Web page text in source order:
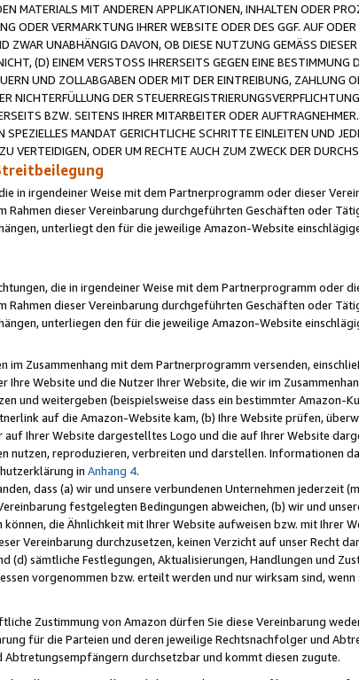
MATERIALS MIT ANDEREN APPLIKATIONEN, INHALTEN ODER
ODER VERMARKTUNG IHRER WEBSITE ODER DES GGF. AUF
ZWAR UNABHÄNGIG DAVON, OB DIESE NUTZUNG GEMÄSS
(D) EINEM VERSTOSS IHRERSEITS GEGEN EINE BESTIMMUNG
UND ZOLLABGABEN ODER MIT DER EINTREIBUNG, ZAHLUNG
NICHTERFÜLLUNG DER
BZW. SEITENS IHRER MITARBEITER ODER
MANDAT GERICHTLICHE SCHRITTE EINLEITEN UND
VERTEIDIGEN, ODER UM RECHTE AUCH ZUM ZWECK DER
in irgendeiner Weise mit dem Partnerprogramm oder dieser
Rahmen dieser Vereinbarung durchgeführten Geschäften oder
unterliegt den für die jeweilige Amazon-Website
die in irgendeiner Weise mit dem Partnerprogramm oder
Rahmen dieser Vereinbarung durchgeführten Geschäften oder
unterliegen den für die jeweilige Amazon-Website
im Zusammenhang mit dem Partnerprogramm versenden,
Ihre Website und die Nutzer Ihrer Website, die wir im
und weitergeben (beispielsweise dass ein bestimmter Amazon-
auf die Amazon-Website kam, (b) Ihre Website prüfen,
auf Ihrer Website dargestelltes Logo und die auf Ihrer Website
nutzen, reproduzieren, verbreiten und darstellen. Informationen
in Anhang 4.
dass (a) wir und unsere verbundenen Unternehmen
festgelegten Bedingungen abweichen, (b) wir und
die Ähnlichkeit mit Ihrer Website aufweisen bzw. mit Ihrer
Vereinbarung durchzusetzen, keinen Verzicht auf unser Recht
(d) sämtliche Festlegungen, Aktualisierungen, Handlungen und
vorgenommen bzw. erteilt werden und nur wirksam sind,
Zustimmung von Amazon dürfen Sie diese Vereinbarung
für die Parteien und deren jeweilige Rechtsnachfolger und
Abtretungsempfängern durchsetzbar und kommt diesen zugute.